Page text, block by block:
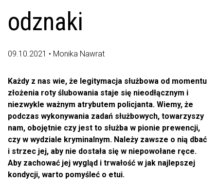
odznaki
09.10.2021 • Monika Nawrat
Każdy z nas wie, że legitymacja służbowa od momentu
złożenia roty ślubowania staje się nieodłącznym i
niezwykle ważnym atrybutem policjanta. Wiemy, że
podczas wykonywania zadań służbowych, towarzyszy
nam, obojętnie czy jest to służba w pionie prewencji,
czy w wydziale kryminalnym. Należy zawsze o nią dbać
i strzec jej, aby nie dostała się w niepowołane ręce.
Aby zachować jej wygląd i trwałość w jak najlepszej
kondycji, warto pomyśleć o etui.